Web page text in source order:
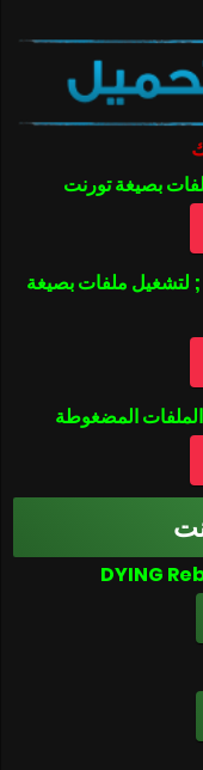
بصيغة تورنت
Virtual CloneDrive ; لتشغيل ملفات بصيغة